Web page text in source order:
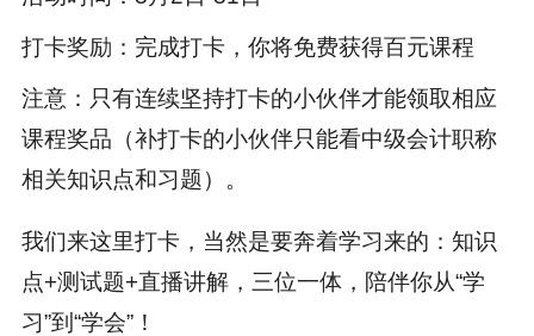
打卡奖励： 完成打卡，你将免费获得百元课程
注意：只有连续坚持打卡的小伙伴才能领取相应
课程奖品（补打卡的小伙伴只能看中级会计职称
相关知识点和习题）。
我们来这里打卡，当然是要奔着学习来的：知识
点+测试题+直播讲解，三位一体，陪伴你从“学
习”到“学会”！